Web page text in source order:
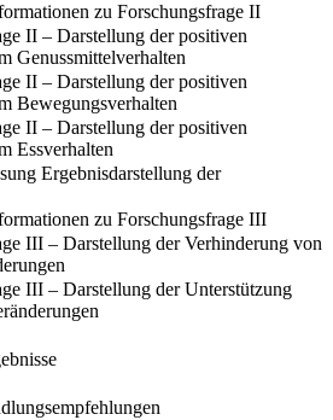
zu Forschungsfrage II
II – Darstellung der positiven
Genussmittelverhalten
II – Darstellung der positiven
Bewegungsverhalten
II – Darstellung der positiven
Essverhalten
Ergebnisdarstellung der
zu Forschungsfrage III
III – Darstellung der Verhinderung von
III – Darstellung der Unterstützung